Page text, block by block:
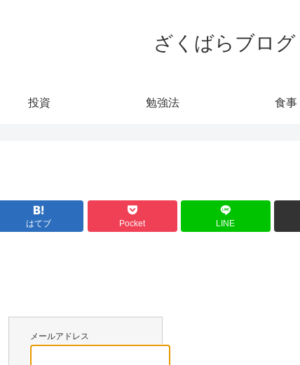
ざくばらブログ
投資 勉強法 食事
はてブ Pocket LINE
メールアドレス